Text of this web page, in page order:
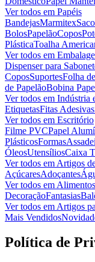
Ver todos em Papéis
BandejasMarmitex
BolosPapelãoCopos
PlásticaToalha
Ver todos em
Dispenser para
CoposSuportesFolha
de PapelãoBobina
Ver todos em Indústria
EtiquetasFitas Adesivas
Ver todos em Escritório
Filme PVCPapel
PlásticosFormas
ÓleosUtensíliosCaixa
Ver todos em Artigos
AçúcaresAdoçantes
Ver todos em
DecoraçãoFantasias
Ver todos em Artigos
Mais Vendidos
Política de